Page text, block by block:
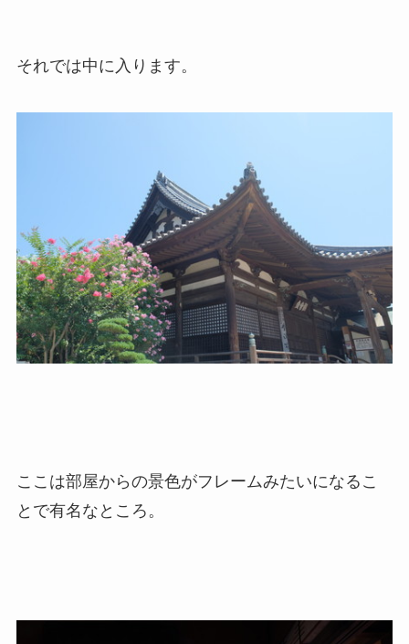
それでは中に入ります。
ここは部屋からの景色がフレームみたいになるこ
とで有名なところ。